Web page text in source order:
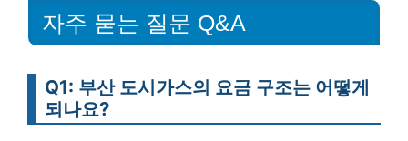
자주 묻는 질문 Q&A
Q1: 부산 도시가스의 요금 구조는 어떻게
되나요?